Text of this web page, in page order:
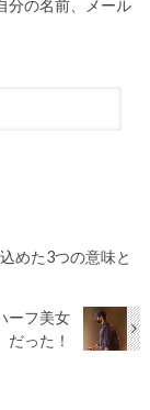
分の名前、メール
めた3つの意味と
ーフ美女
だった！